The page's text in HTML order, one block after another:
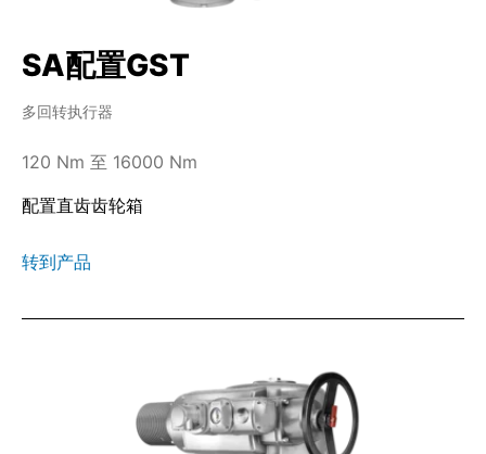
SA配置GST
多回转执行器
120 Nm 至 16000 Nm
配置直齿齿轮箱
转到产品